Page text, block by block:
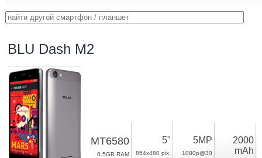
BLU Dash M2
MT6580
0.5GB RAM
5"
854x480 pix.
5MP
1080p@30
2000
mAh